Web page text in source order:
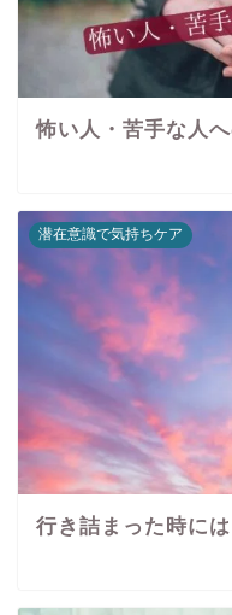
怖い人・苦手な人
潜在意識で気持ちケア
行き詰まった時には